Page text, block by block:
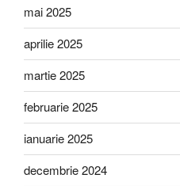
mai 2025
aprilie 2025
martie 2025
februarie 2025
ianuarie 2025
decembrie 2024